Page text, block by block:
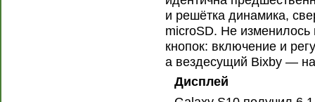
и решётка динамика,
microSD. Не
кнопок: включение и
а вездесущий Bixby —
Дисплей